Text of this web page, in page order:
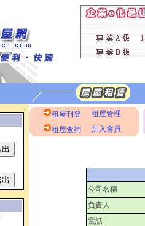
租屋刊登
租屋管理
租屋查詢
加入會員
公司名稱
負責人
電話